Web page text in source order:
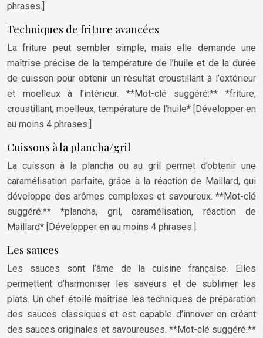
phrases.]
Techniques de friture avancées
La friture peut sembler simple, mais elle demande une
maîtrise précise de la température de l’huile et de la durée
de cuisson pour obtenir un résultat croustillant à l’extérieur
et moelleux à l’intérieur. **Mot-clé suggéré:** *friture,
croustillant, moelleux, température de l’huile* [Développer en
au moins 4 phrases.]
Cuissons à la plancha/gril
La cuisson à la plancha ou au gril permet d’obtenir une
caramélisation parfaite, grâce à la réaction de Maillard, qui
développe des arômes complexes et savoureux. **Mot-clé
suggéré:** *plancha, gril, caramélisation, réaction de
Maillard* [Développer en au moins 4 phrases.]
Les sauces
Les sauces sont l’âme de la cuisine française. Elles
permettent d’harmoniser les saveurs et de sublimer les
plats. Un chef étoilé maîtrise les techniques de préparation
des sauces classiques et est capable d’innover en créant
des sauces originales et savoureuses. **Mot-clé suggéré:**